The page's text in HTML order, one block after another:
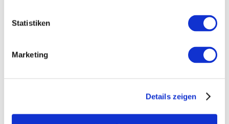
Statistiken
Marketing
Details zeigen
Weinmann wijnmakerij
Toon op kaart